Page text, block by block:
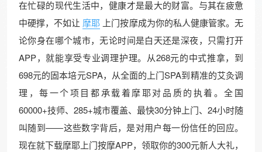
在忙碌的现代生活中，健康才是最大的财富。与其在疲惫
中硬撑，不如让 摩耶 上门按摩成为你的私人健康管家。无
论你身在哪个城市，无论时间是白天还是深夜，只需打开
APP，就能享受专业调理护理。从268元的中式推拿，到
698元的固本培元SPA，从全面的上门SPA到精准的艾灸调
理，每一个项目都承载着摩耶对品质的执着。全国
60000+技师、285+城市覆盖、最快30分钟上门、24小时随
叫随到——这些数字背后，是对用户每一份信任的回应。
现在就下载摩耶上门按摩APP，领取你的300元新人大礼，